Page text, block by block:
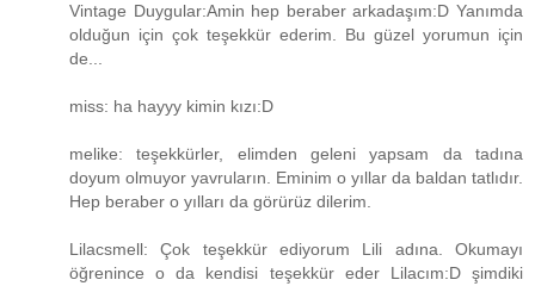
Vintage Duygular:Amin hep beraber arkadaşım:D Yanımda
olduğun için çok teşekkür ederim. Bu güzel yorumun için
de...
miss: ha hayyy kimin kızı:D
melike: teşekkürler, elimden geleni yapsam da tadına
doyum olmuyor yavruların. Eminim o yıllar da baldan tatlıdır.
Hep beraber o yılları da görürüz dilerim.
Lilacsmell: Çok teşekkür ediyorum Lili adına. Okumayı
öğrenince o da kendisi teşekkür eder Lilacım:D şimdiki